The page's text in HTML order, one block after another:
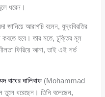
ধরেন।
জানিয়ে আরাগচি বলেন, যুদ্ধবিরতির
করতে হবে। তার মতে, চুক্তির মূল
ফিরিয়ে আনা, তাই এই শর্ত
বাঘের ঘালিবাফ (Mohammad
ধরেছেন। তিনি বলেছেন,